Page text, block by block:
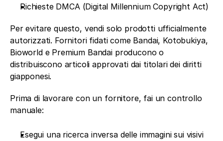
Richieste DMCA (Digital Millennium Copyright Act)
Per evitare questo, vendi solo prodotti ufficialmente
autorizzati. Fornitori fidati come Bandai, Kotobukiya,
Bioworld e Premium Bandai producono o
distribuiscono articoli approvati dai titolari dei diritti
giapponesi.
Prima di lavorare con un fornitore, fai un controllo
manuale:
Esegui una ricerca inversa delle immagini sui visivi